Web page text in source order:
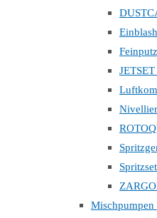
Mischpumpen